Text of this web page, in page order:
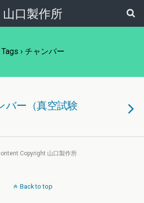
山口製作所
Tags › チャンバー
バー（真空試験
Copyright 山口製作所
Back to top